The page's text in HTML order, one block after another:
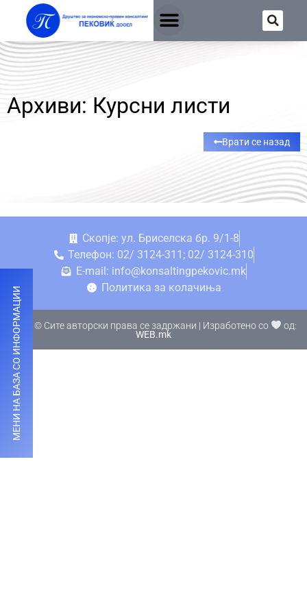
Архиви: Курсни листи
Врати се назад
МЕНИ НА БАЗА СО ИНФОРМАЦИИ
Скопје: ул. Бриселска бр. 9/1-8
Телефон: 02/ 3124-311; 02/ 3124-310
E-mail: info@konsaltingpekovic.mk
Политика за колачиња
2025 © Сите авторски права се задржани | Изработено со
од:
WEB.mk